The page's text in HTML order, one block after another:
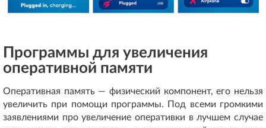
Программы для увеличения
оперативной памяти
Оперативная память — физический компонент, его нельзя
увеличить при помощи программы. Под всеми громкими
заявлениями про увеличение оперативки в лучшем случае